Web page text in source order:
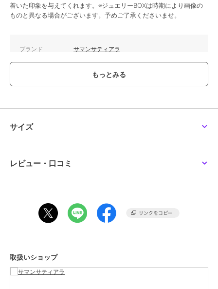
着いた印象を与えてくれます。※ジュエリーBOXは時期により画像の
ものと異なる場合がございます。予めご了承くださいませ。
ブランド サマンサティアラ
ショップ サマンサティアラ
アクセサリー・ヘアアクセサリー
／リング
素材
サイズ
レビュー・口コミ
取扱いショップ